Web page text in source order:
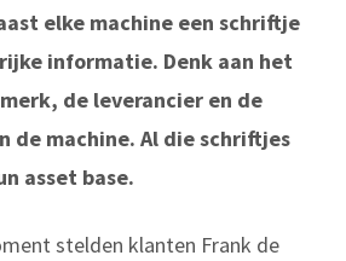
elke machine een schriftje
informatie. Denk aan het
de leverancier en de
de machine. Al die schriftjes
asset base.
stelden klanten Frank de